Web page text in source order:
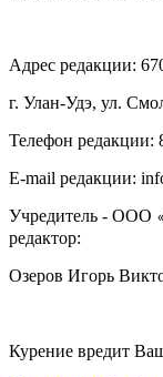
Адрес редакции:
г. Улан-Удэ, ул.
Телефон редакции:
E-mail редакции:
Учредитель - ООО «
редактор:
Озеров Игорь
Курение вредит